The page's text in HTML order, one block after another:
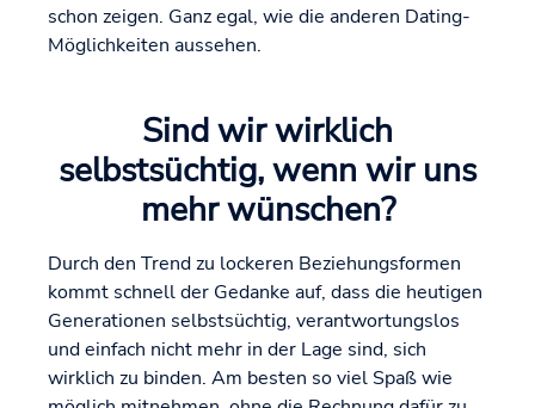
schon zeigen. Ganz egal, wie die anderen Dating-
Möglichkeiten aussehen.
Sind wir wirklich
selbstsüchtig, wenn wir uns
mehr wünschen?
Durch den Trend zu lockeren Beziehungsformen
kommt schnell der Gedanke auf, dass die heutigen
Generationen selbstsüchtig, verantwortungslos
und einfach nicht mehr in der Lage sind, sich
wirklich zu binden. Am besten so viel Spaß wie